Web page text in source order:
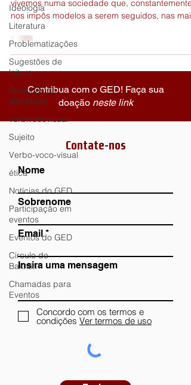
Ideologia
Literatura
Problematizações
Sugestões de
leitura
Relações de
alteridade
verbivocovisual
Sujeito
Verbo-voco-visual
ética
Notícias do GED
Participação em
eventos
Eventos do GED
Circulo de
Bakhtin
Chamadas para
Eventos
vivemos numa sociedade que, constantemente,
nos impôs modelos a serem seguidos, nas mais
diversas...
Contribua com o GED! Faça sua
doação neste link
Contate-nos
Nome
Sobrenome
Email
Insira uma mensagem
Concordo com os termos e
condições Ver termos de uso